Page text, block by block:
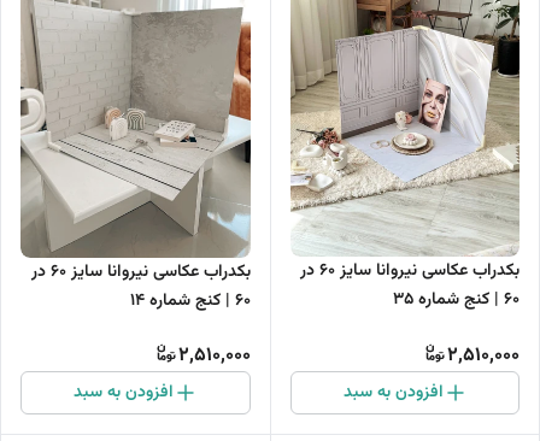
بکدراب عکاسی نیروانا سایز 60 در
60 | کنج شماره 35
2,510,000
افزودن به سبد
بکدراب عکاسی نیروانا سایز 60 در
60 | کنج شماره 14
2,510,000
افزودن به سبد